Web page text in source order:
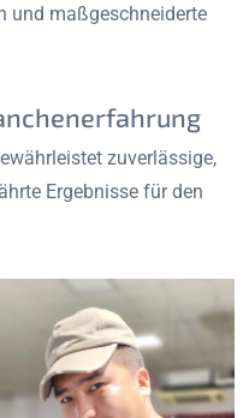
und maßgeschneiderte
zuverlässige,
Ergebnisse für den